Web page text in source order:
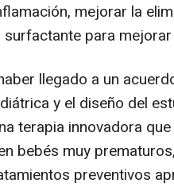
mejorar la
para
llegado a un
y el diseño del
terapia innovadora
bebés muy
preventivos